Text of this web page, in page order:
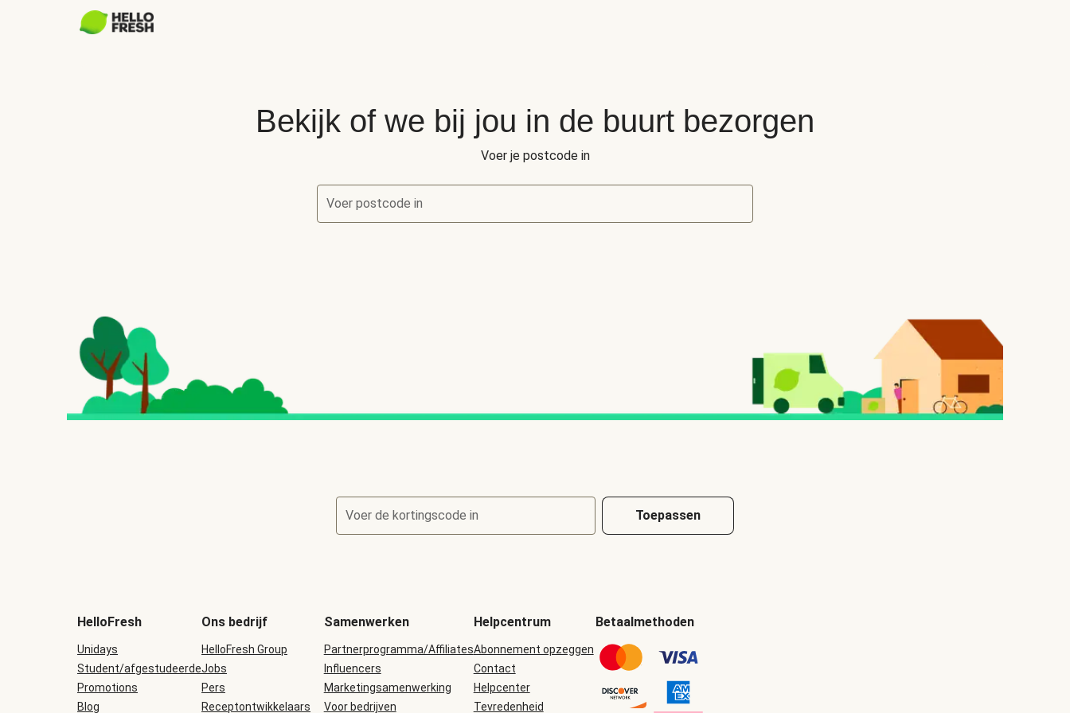
Bekijk of we bij jou in de buurt bezorgen
Voer je postcode in
Voer postcode in
Voer de kortingscode in Toepassen
HelloFresh
Unidays
Student/afgestudeerde
Promotions
Blog
Ons bedrijf
HelloFresh Group
Jobs
Pers
Receptontwikkelaars
Samenwerken
Partnerprogramma/Affiliates
Influencers
Marketingsamenwerking
Voor bedrijven
Helpcentrum
Abonnement opzeggen
Contact
Helpcenter
Tevredenheid
Betaalmethoden